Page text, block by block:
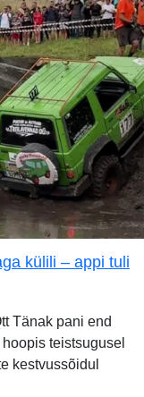
külili – appi tuli
Tänak pani end
teistsugusel
kestvussõidul